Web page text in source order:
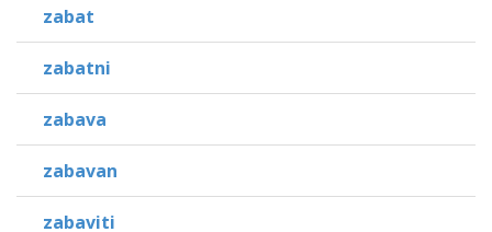
zabat
zabatni
zabava
zabavan
zabaviti